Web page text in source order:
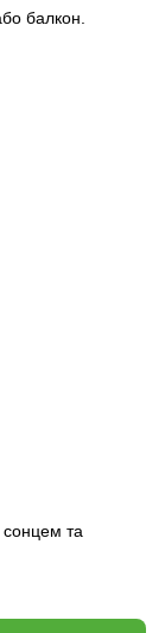
балкон.
та